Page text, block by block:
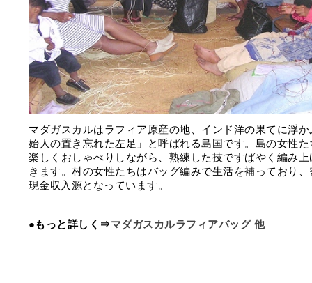
マダガスカルはラフィア原産の地、インド洋の果てに浮
始人の置き忘れた左足」と呼ばれる島国です。島の女性
楽しくおしゃべりしながら、熟練した技ですばやく編み
きます。村の女性たちはバッグ編みで生活を補っており
現金収入源となっています。
●もっと詳しく⇒マダガスカルラフィアバッグ 他